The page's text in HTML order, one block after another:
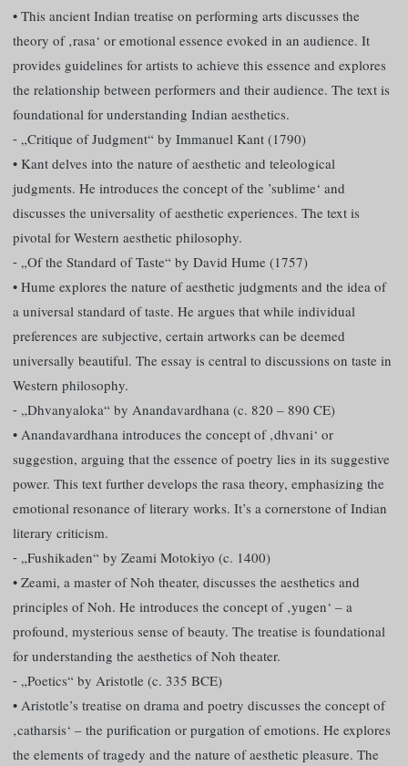
• This ancient Indian treatise on performing arts discusses the
theory of ‚rasa‘ or emotional essence evoked in an audience. It
provides guidelines for artists to achieve this essence and explores
the relationship between performers and their audience. The text is
foundational for understanding Indian aesthetics.
⁃ „Critique of Judgment“ by Immanuel Kant (1790)
• Kant delves into the nature of aesthetic and teleological
judgments. He introduces the concept of the ’sublime‘ and
discusses the universality of aesthetic experiences. The text is
pivotal for Western aesthetic philosophy.
⁃ „Of the Standard of Taste“ by David Hume (1757)
• Hume explores the nature of aesthetic judgments and the idea of
a universal standard of taste. He argues that while individual
preferences are subjective, certain artworks can be deemed
universally beautiful. The essay is central to discussions on taste in
Western philosophy.
⁃ „Dhvanyaloka“ by Anandavardhana (c. 820 – 890 CE)
• Anandavardhana introduces the concept of ‚dhvani‘ or
suggestion, arguing that the essence of poetry lies in its suggestive
power. This text further develops the rasa theory, emphasizing the
emotional resonance of literary works. It’s a cornerstone of Indian
literary criticism.
⁃ „Fushikaden“ by Zeami Motokiyo (c. 1400)
• Zeami, a master of Noh theater, discusses the aesthetics and
principles of Noh. He introduces the concept of ‚yugen‘ – a
profound, mysterious sense of beauty. The treatise is foundational
for understanding the aesthetics of Noh theater.
⁃ „Poetics“ by Aristotle (c. 335 BCE)
• Aristotle’s treatise on drama and poetry discusses the concept of
‚catharsis‘ – the purification or purgation of emotions. He explores
the elements of tragedy and the nature of aesthetic pleasure. The